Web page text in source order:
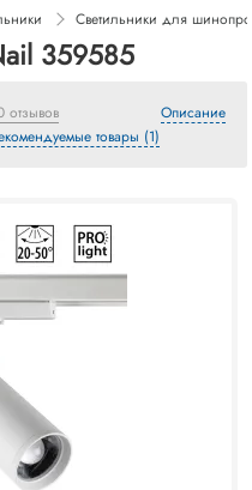
Светильники для
359585
отзывов
Описание
товары (1)